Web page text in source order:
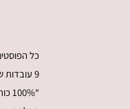
כל
9 עובדות שלא ידעת על כותנה
“100% כותנה״. מה זה אומר?